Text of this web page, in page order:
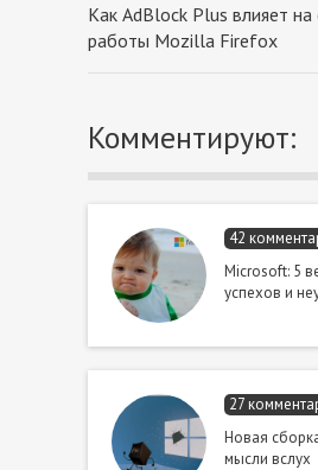
Как AdBlock Plus влияет на
работы Mozilla Firefox
Комментируют:
42
Microsoft: 5
успехов и
27
Новая
мысли вслух